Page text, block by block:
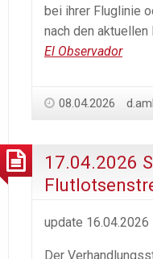
bei ihrer Fluglinie
nach den
El Observador
08.04.2026
17.04.2026
update 16.04.2026
Der